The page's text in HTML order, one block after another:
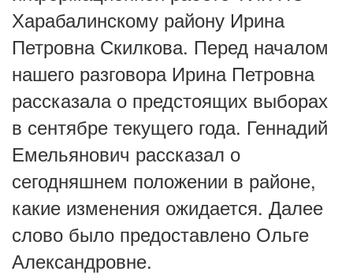
Харабалинскому району Ирина
Петровна Скилкова. Перед началом
нашего разговора Ирина Петровна
рассказала о предстоящих выборах
в сентябре текущего года. Геннадий
Емельянович рассказал о
сегодняшнем положении в районе,
какие изменения ожидается. Далее
слово было предоставлено Ольге
Александровне.